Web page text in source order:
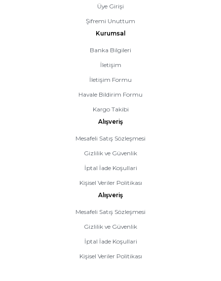
Üye Girişi
Şifremi Unuttum
Kurumsal
Banka Bilgileri
İletişim
İletişim Formu
Havale Bildirim Formu
Kargo Takibi
Alışveriş
Mesafeli Satış Sözleşmesi
Gizlilik ve Güvenlik
İptal İade Koşullari
Kişisel Veriler Politikası
Alışveriş
Mesafeli Satış Sözleşmesi
Gizlilik ve Güvenlik
İptal İade Koşullari
Kişisel Veriler Politikası